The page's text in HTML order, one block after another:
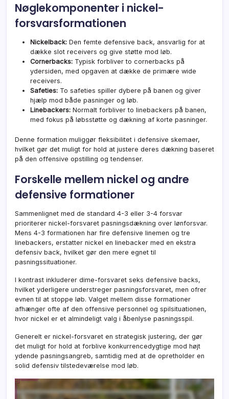
Nøglekomponenter i nickel-
forsvarsformationen
Nickelback: Den femte defensive back, ansvarlig for at
dække slot receivers og give støtte mod løb.
Cornerbacks: Typisk forbliver to cornerbacks på
ydersiden, med opgaven at dække de primære wide
receivers.
Safeties: To safeties spiller dybere på banen og giver
hjælp mod både pasninger og løb.
Linebackers: Normalt forbliver to linebackers på banen,
med fokus på løbsstøtte og dækning af korte pasninger.
Denne formation muliggør fleksibilitet i defensive skemaer,
hvilket gør det muligt for hold at justere deres dækning baseret
på den offensive opstilling og tendenser.
Forskelle mellem nickel og andre
defensive formationer
Sammenlignet med de standard 4-3 eller 3-4 forsvar
prioriterer nickel-forsvaret pasningsdækning over lønforsvar.
Mens 4-3 formationen har fire defensive linemen og tre
linebackers, erstatter nickel en linebacker med en ekstra
defensiv back, hvilket gør den mere egnet til
pasningssituationer.
I kontrast inkluderer dime-forsvaret seks defensive backs,
hvilket yderligere understreger pasningsforsvaret, men ofrer
evnen til at stoppe løb. Valget mellem disse formationer
afhænger ofte af den offensive personnel og spilsituationen,
hvor nickel er et almindeligt valg i åbenlyse pasningsspil.
Generelt er nickel-forsvaret en strategisk justering, der gør
det muligt for hold at forblive konkurrencedygtige mod højt
ydende pasningsangreb, samtidig med at de opretholder en
solid defensiv tilstedeværelse mod løb.